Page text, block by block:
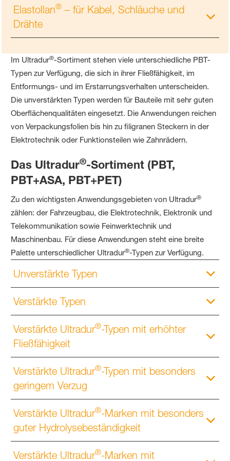
Elastollan® – für Kabel, Schläuche und
Drähte
Im Ultradur®-Sortiment stehen viele unterschiedliche PBT-
Typen zur Verfügung, die sich in ihrer Fließfähigkeit, im
Entformungs- und im Erstarrungsverhalten unterscheiden.
Die unverstärkten Typen werden für Bauteile mit sehr guten
Oberflächenqualitäten eingesetzt. Die Anwendungen reichen
von Verpackungsfolien bis hin zu filigranen Steckern in der
Elektrotechnik oder Funktionsteilen wie Zahnrädern.
Das Ultradur®-Sortiment (PBT,
PBT+ASA, PBT+PET)
Zu den wichtigsten Anwendungsgebieten von Ultradur®
zählen: der Fahrzeugbau, die Elektrotechnik, Elektronik und
Telekommunikation sowie Feinwerktechnik und
Maschinenbau. Für diese Anwendungen steht eine breite
Palette unterschiedlicher Ultradur®-Typen zur Verfügung.
Unverstärkte Typen
Verstärkte Typen
Verstärkte Ultradur®-Typen mit erhöhter
Fließfähigkeit
Verstärkte Ultradur®-Typen mit besonders
geringem Verzug
Verstärkte Ultradur®-Marken mit besonders
guter Hydrolysebeständigkeit
Verstärkte Ultradur®-Marken mit